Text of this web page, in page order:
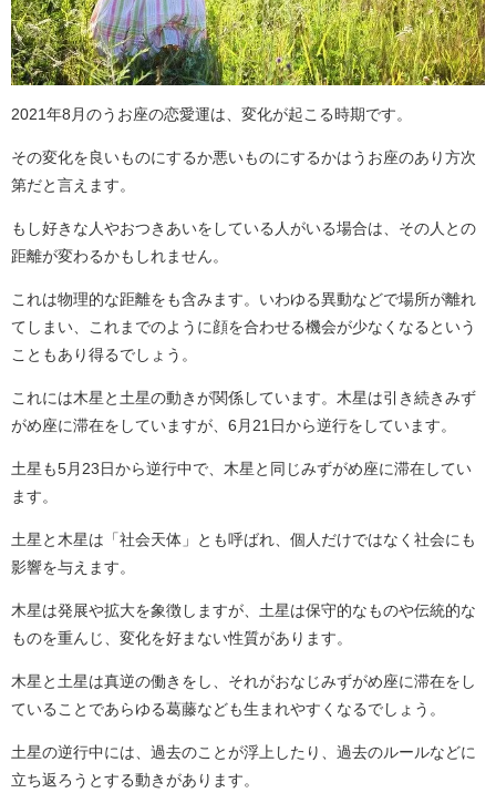
2021年8月のうお座の恋愛運は、変化が起こる時期です。
その変化を良いものにするか悪いものにするかはうお座のあり方次
第だと言えます。
もし好きな人やおつきあいをしている人がいる場合は、その人との
距離が変わるかもしれません。
これは物理的な距離をも含みます。いわゆる異動などで場所が離れ
てしまい、これまでのように顔を合わせる機会が少なくなるという
こともあり得るでしょう。
これには木星と土星の動きが関係しています。木星は引き続きみず
がめ座に滞在をしていますが、6月21日から逆行をしています。
土星も5月23日から逆行中で、木星と同じみずがめ座に滞在してい
ます。
土星と木星は「社会天体」とも呼ばれ、個人だけではなく社会にも
影響を与えます。
木星は発展や拡大を象徴しますが、土星は保守的なものや伝統的な
ものを重んじ、変化を好まない性質があります。
木星と土星は真逆の働きをし、それがおなじみずがめ座に滞在をし
ていることであらゆる葛藤なども生まれやすくなるでしょう。
土星の逆行中には、過去のことが浮上したり、過去のルールなどに
立ち返ろうとする動きがあります。